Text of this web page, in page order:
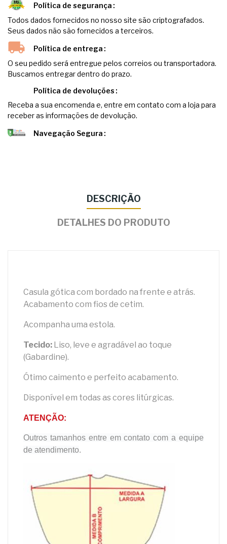
Política de segurança
Todos dados fornecidos no nosso site são criptografados.
Seus dados não são fornecidos a terceiros.
Política de entrega
O seu pedido será entregue pelos correios ou transportadora.
Buscamos entregar dentro do prazo.
Política de devoluções
Receba a sua encomenda e, entre em contato com a loja para
receber as informações de devolução.
Navegação Segura
DESCRIÇÃO
DETALHES DO PRODUTO
Casula gótica com bordado na frente e atrás.
Acabamento com fios de cetim.
Acompanha uma estola.
Tecido: Liso, leve e agradável ao toque
(Gabardine).
Ótimo caimento e perfeito acabamento.
Disponível em todas as cores litúrgicas.
ATENÇÃO:
Outros tamanhos entre em contato com a equipe
de atendimento.